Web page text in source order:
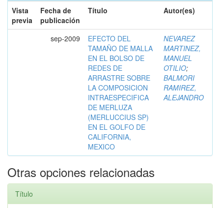
Vista
previa
Fecha de
publicación
Título Autor(es)
sep-2009
EFECTO DEL
TAMAÑO DE MALLA
EN EL BOLSO DE
REDES DE
ARRASTRE SOBRE
LA COMPOSICION
INTRAESPECIFICA
DE MERLUZA
(MERLUCCIUS SP)
EN EL GOLFO DE
CALIFORNIA,
MEXICO
NEVAREZ
MARTINEZ,
MANUEL
OTILIO;
BALMORI
RAMIREZ,
ALEJANDRO
Otras opciones relacionadas
Título